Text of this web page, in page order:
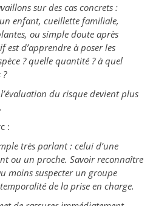
sur des cas concrets :
enfant, cueillette familiale,
ou simple doute après
est d’apprendre à poser les
? quelle quantité ? à quel
du risque devient plus
:
très parlant : celui d’une
ou un proche. Savoir reconnaître
moins suspecter un groupe
de la prise en charge.